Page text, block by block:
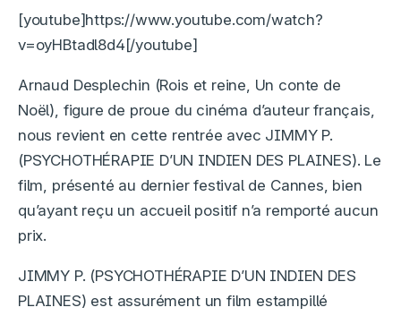
[youtube]https://www.youtube.com/watch?
v=oyHBtadl8d4[/youtube]
Arnaud Desplechin (Rois et reine, Un conte de
Noël), figure de proue du cinéma d’auteur français,
nous revient en cette rentrée avec JIMMY P.
(PSYCHOTHÉRAPIE D’UN INDIEN DES PLAINES). Le
film, présenté au dernier festival de Cannes, bien
qu’ayant reçu un accueil positif n’a remporté aucun
prix.
JIMMY P. (PSYCHOTHÉRAPIE D’UN INDIEN DES
PLAINES) est assurément un film estampillé